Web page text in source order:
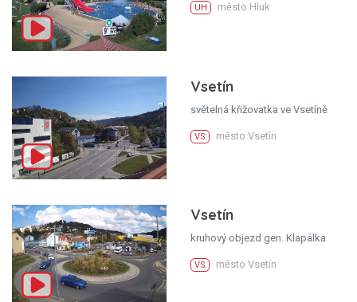
UH město Hluk
Vsetín
světelná křižovatka ve Vsetíně
VS město Vsetín
Vsetín
kruhový objezd gen. Klapálka
VS město Vsetín